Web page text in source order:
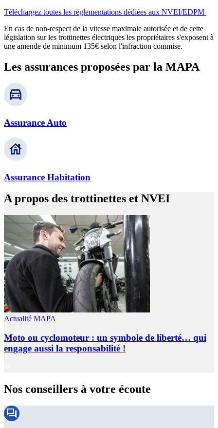
Téléchargez toutes les réglementations dédiées aux NVEI/EDPM
En cas de non-respect de la vitesse maximale autorisée et de cette
législation sur les trottinettes électriques les propriétaires s'exposent à
une amende de minimum 135€ selon l'infraction commise.
Les assurances proposées par la MAPA
Assurance Auto
Assurance Habitation
A propos des trottinettes et NVEI
Actualité MAPA
Moto ou cyclomoteur : un symbole de liberté… qui
engage aussi la responsabilité !
Nos conseillers à votre écoute